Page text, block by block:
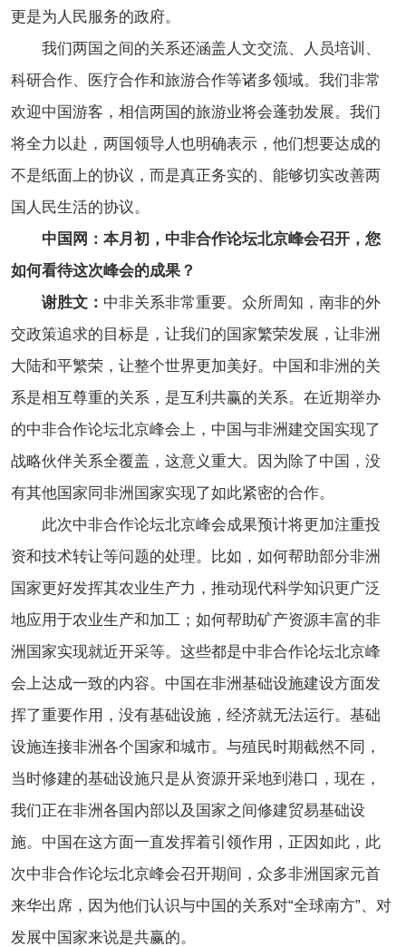
更是为人民服务的政府。
我们两国之间的关系还涵盖人文交流、人员培训、
科研合作、医疗合作和旅游合作等诸多领域。我们非常
欢迎中国游客，相信两国的旅游业将会蓬勃发展。我们
将全力以赴，两国领导人也明确表示，他们想要达成的
不是纸面上的协议，而是真正务实的、能够切实改善两
国人民生活的协议。
中国网：本月初，中非合作论坛北京峰会召开，您
如何看待这次峰会的成果？
谢胜文： 中非关系非常重要。众所周知，南非的外
交政策追求的目标是，让我们的国家繁荣发展，让非洲
大陆和平繁荣，让整个世界更加美好。中国和非洲的关
系是相互尊重的关系，是互利共赢的关系。在近期举办
的中非合作论坛北京峰会上，中国与非洲建交国实现了
战略伙伴关系全覆盖，这意义重大。因为除了中国，没
有其他国家同非洲国家实现了如此紧密的合作。
此次中非合作论坛北京峰会成果预计将更加注重投
资和技术转让等问题的处理。
比如，如何帮助部分非洲
国家更好发挥其农业生产力，推动现代科学知识更广泛
地应用于农业生产和加工；如何帮助矿产资源丰富的非
洲国家实现就近开采等。这些都是中非合作论坛北京峰
会上达成一致的内容。中国在非洲基础设施建设方面发
挥了重要作用，没有基础设施，经济就无法运行。基础
设施连接非洲各个国家和城市。与殖民时期截然不同，
当时修建的基础设施只是从资源开采地到港口，现在，
我们正在非洲各国内部以及国家之间修建贸易基础设
施。中国在这方面一直发挥着引领作用，正因如此，此
次中非合作论坛北京峰会召开期间，众多非洲国家元首
来华出席，因为他们认识与中国的关系对“全球南方”、对
发展中国家来说是共赢的。